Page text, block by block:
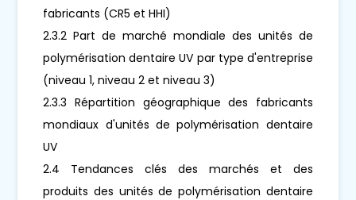
fabricants (CR5 et HHI)
2.3.2 Part de marché mondiale des unités de
polymérisation dentaire UV par type d'entreprise
(niveau 1, niveau 2 et niveau 3)
2.3.3 Répartition géographique des fabricants
mondiaux d'unités de polymérisation dentaire
UV
2.4 Tendances clés des marchés et des
produits des unités de polymérisation dentaire